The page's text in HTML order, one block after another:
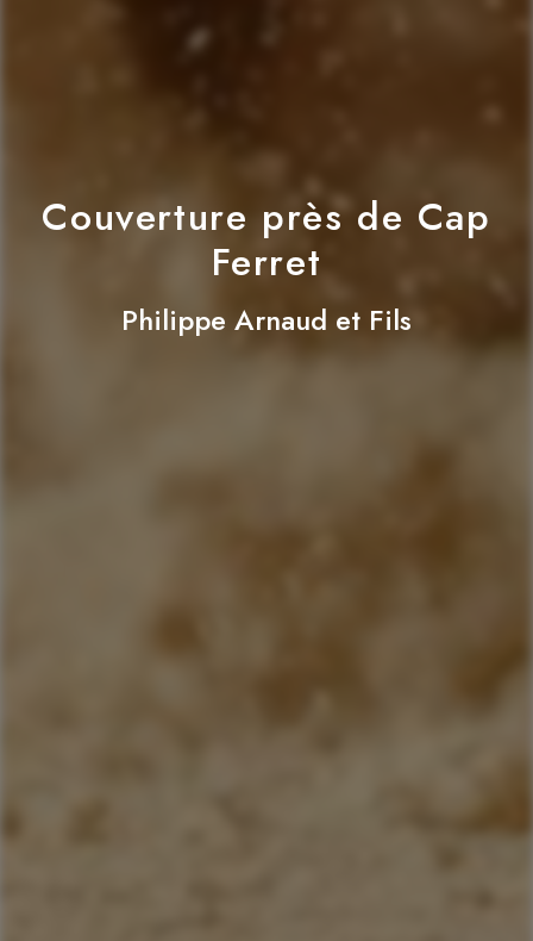
Couverture près de Cap
Ferret
Philippe Arnaud et Fils